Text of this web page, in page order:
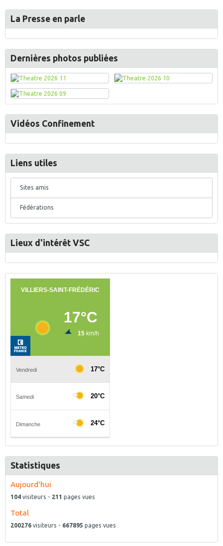
La Presse en parle
Dernières photos publiées
Vidéos Confinement
Liens utiles
Sites amis
Fédérations
Lieux d'intérêt VSC
Statistiques
Aujourd'hui
104 visiteurs - 211 pages vues
Total
200276 visiteurs - 667895 pages vues